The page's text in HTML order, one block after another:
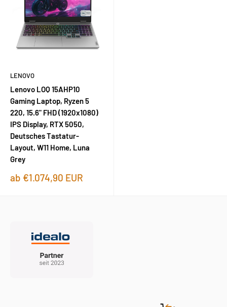
LENOVO
Lenovo LOQ 15AHP10
Gaming Laptop, Ryzen 5
220, 15.6" FHD (1920x1080)
IPS Display, RTX 5050,
Deutsches Tastatur-
Layout, W11 Home, Luna
Grey
Sonderpreis
ab €1.074,90 EUR